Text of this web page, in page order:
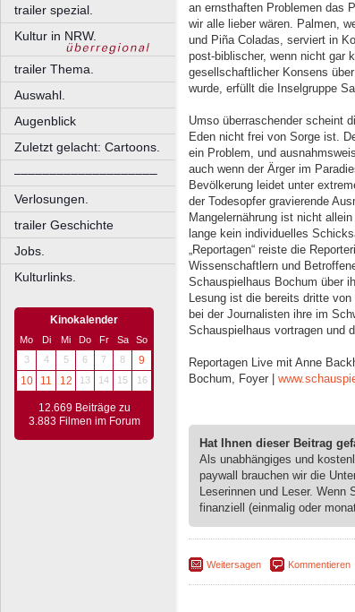
trailer spezial.
Kultur in NRW.
trailer Thema.
Auswahl.
Augenblick
Zuletzt gelacht: Cartoons.
––––––––––––––––––––
Verlosungen.
trailer Geschichte
Jobs.
Kulturlinks.
Kinokalender
Mo Di Mi Do Fr Sa
So
3
4 5 6 7 8
9
10
11 12 13 14 15 16
12.669 Beiträge zu
3.883 Filmen im Forum
an ernsthaften Problemen das
wir alle lieber wären. Palmen,
und Piña Coladas, serviert in
post-biblischer, wenn nicht gar
gesellschaftlicher Konsens
wurde, erfüllt die Inselgruppe
Umso überraschender scheint
Eden nicht frei von Sorge ist.
ein Problem, und
auch wenn der Ärger im
Bevölkerung leidet unter
der Todesopfer gravierende
Mangelernährung ist nicht
lange kein individuelles
„Reportagen“ reiste die
Wissenschaftlern und
Schauspielhaus Bochum über
Lesung ist die bereits dritte von
bei der Journalisten ihre im
Schauspielhaus vortragen und
Reportagen Live mit Anne
Bochum, Foyer |
Hat Ihnen dieser Beitrag
Als unabhängiges und
paywall brauchen wir die
Leserinnen und Leser. Wenn
finanziell (einmalig oder
Weitersagen Kommentieren